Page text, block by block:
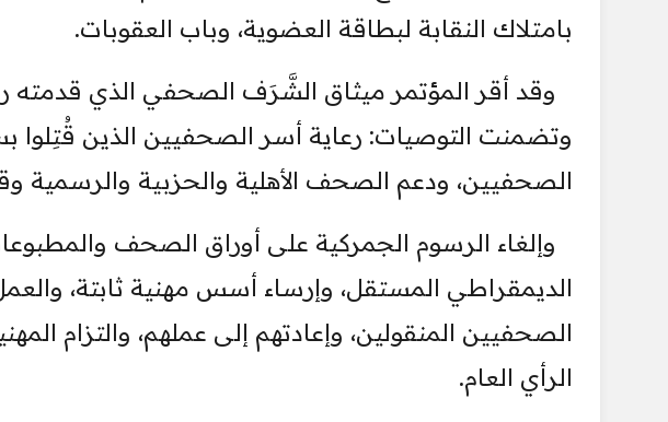
بامتلاك النقابة لبطاقة العضوية، وباب العقوبات.
وقد أقر المؤتمر ميثاق الشَّرَف الصحفي الذي قدمته
وتضمنت التوصيات: رعاية أسر الصحفيين الذين قُتِلوا
الصحفيين، ودعم الصحف الأهلية والحزبية والرسمية
وإلغاء الرسوم الجمركية على أوراق الصحف
الديمقراطي المستقل، وإرساء أسس مهنية ثابتة،
الصحفيين المنقولين، وإعادتهم إلى عملهم، والتزام
الرأي العام.